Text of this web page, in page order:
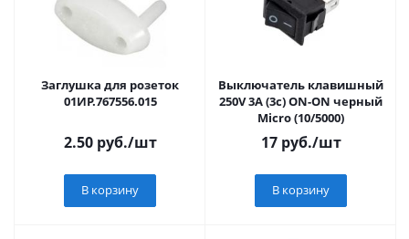
Заглушка для розеток
01ИР.767556.015
2.50руб./шт
В корзину
Выключатель клавишный
250V 3А (3с) ON-ON черный
Micro (10/5000)
17руб./шт
В корзину